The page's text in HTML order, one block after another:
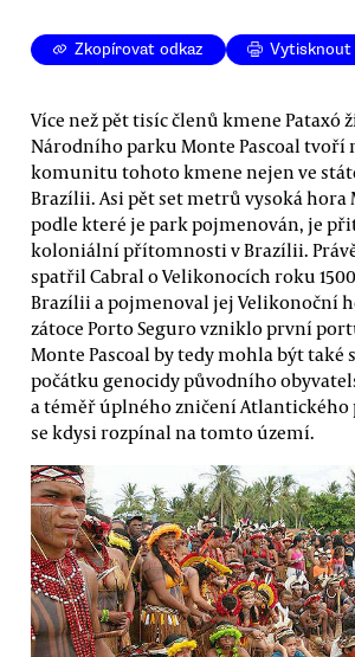
Zkopírovat odkaz Vytisknout
Více než pět tisíc členů kmene Pataxó
Národního parku Monte Pascoal tvoří
komunitu tohoto kmene nejen ve
Brazílii. Asi pět set metrů vysoká hora
podle které je park pojmenován, je
koloniální přítomnosti v Brazílii.
spatřil Cabral o Velikonocích roku
Brazílii a pojmenoval jej Velikonoční
zátoce Porto Seguro vzniklo první
Monte Pascoal by tedy mohla být také
počátku genocidy původního
a téměř úplného zničení Atlantického
se kdysi rozpínal na tomto území.